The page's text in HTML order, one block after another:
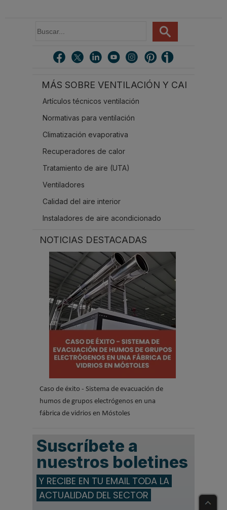
u
MÁS SOBRE VENTILACIÓN Y CAI
Artículos técnicos ventilación
Normativas para ventilación
Climatización evaporativa
Recuperadores de calor
Tratamiento de aire (UTA)
Ventiladores
Calidad del aire interior
Instaladores de aire acondicionado
NOTICIAS DESTACADAS
Caso de éxito - Sistema de evacuación de
humos de grupos electrógenos en una
fábrica de vidrios en Móstoles
Suscríbete a
nuestros boletines
Y RECIBE EN TU EMAIL TODA LA
ACTUALIDAD DEL SECTOR